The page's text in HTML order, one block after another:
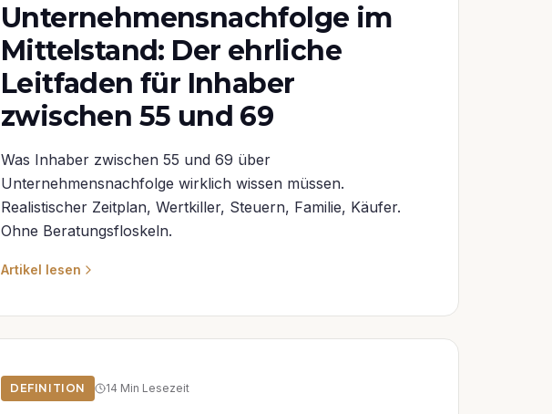
Unternehmensnachfolge im
Mittelstand: Der ehrliche
Leitfaden für Inhaber
zwischen 55 und 69
Was Inhaber zwischen 55 und 69 über
Unternehmensnachfolge wirklich wissen müssen.
Realistischer Zeitplan, Wertkiller, Steuern, Familie, Käufer.
Ohne Beratungsfloskeln.
Artikel lesen
DEFINITION 14 Min Lesezeit